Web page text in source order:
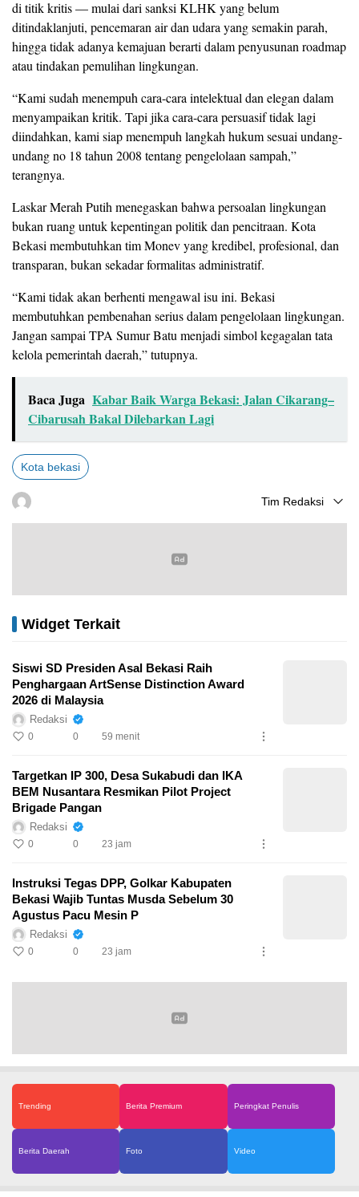
di titik kritis — mulai dari sanksi KLHK yang belum
ditindaklanjuti, pencemaran air dan udara yang semakin parah,
hingga tidak adanya kemajuan berarti dalam penyusunan roadmap
atau tindakan pemulihan lingkungan.
“Kami sudah menempuh cara-cara intelektual dan elegan dalam
menyampaikan kritik. Tapi jika cara-cara persuasif tidak lagi
diindahkan, kami siap menempuh langkah hukum sesuai undang-
undang no 18 tahun 2008 tentang pengelolaan sampah,”
terangnya.
Laskar Merah Putih menegaskan bahwa persoalan lingkungan
bukan ruang untuk kepentingan politik dan pencitraan. Kota
Bekasi membutuhkan tim Monev yang kredibel, profesional, dan
transparan, bukan sekadar formalitas administratif.
“Kami tidak akan berhenti mengawal isu ini. Bekasi
membutuhkan pembenahan serius dalam pengelolaan lingkungan.
Jangan sampai TPA Sumur Batu menjadi simbol kegagalan tata
kelola pemerintah daerah,” tutupnya.
Baca Juga Kabar Baik Warga Bekasi: Jalan Cikarang–
Cibarusah Bakal Dilebarkan Lagi
Kota bekasi
Tim Redaksi
Widget Terkait
Siswi SD Presiden Asal Bekasi Raih
Penghargaan ArtSense Distinction Award
2026 di Malaysia
Redaksi
0 0 59 menit
Targetkan IP 300, Desa Sukabudi dan IKA
BEM Nusantara Resmikan Pilot Project
Brigade Pangan
Redaksi
0 0 23 jam
Instruksi Tegas DPP, Golkar Kabupaten
Bekasi Wajib Tuntas Musda Sebelum 30
Agustus Pacu Mesin P
Redaksi
0 0 23 jam
Trending Berita Premium Peringkat Penulis
Berita Daerah Foto Video